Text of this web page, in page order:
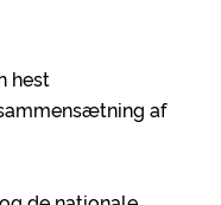
hest
af